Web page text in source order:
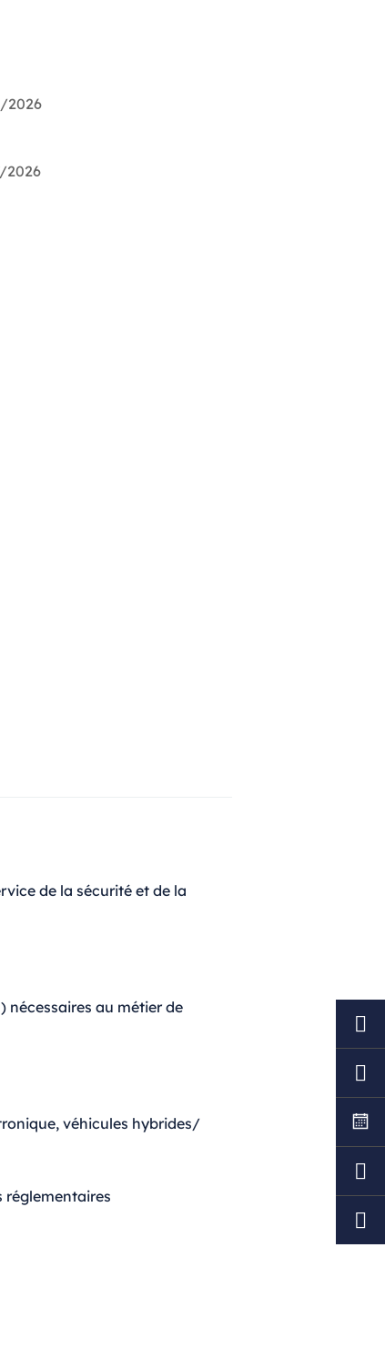
2026
2026
de la sécurité et de la
au métier de
véhicules hybrides/